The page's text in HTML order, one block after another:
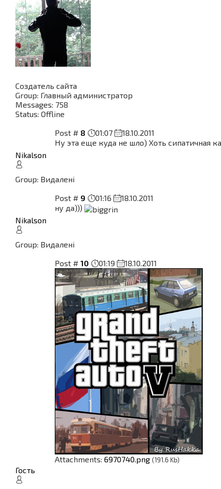
Создатель сайта
Group: Главный администратор
Messages: 758
Status: Offline
Post # 8 01:07
18.10.2011
Ну эта еще куда не шло) Хоть сипатичная
Nikalson
Group: Видалені
Post # 9 01:16
18.10.2011
ну да)))
Nikalson
Group: Видалені
Post # 10 01:19 18.10.2011
Attachments: 6970740.png (191.6 Kb)
Гость